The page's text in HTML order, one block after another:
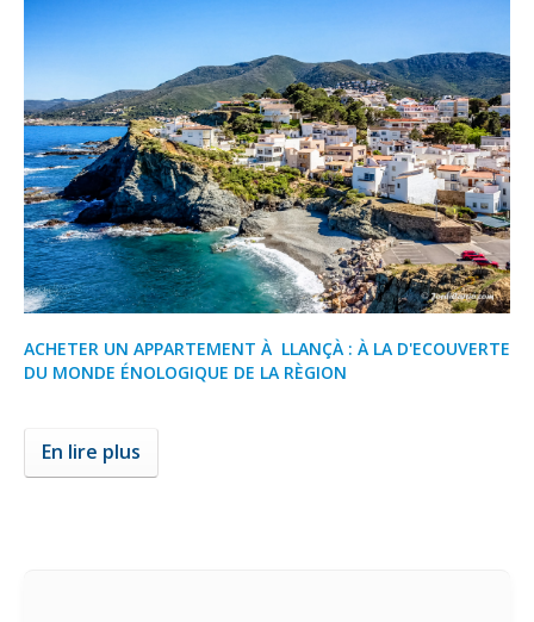
ACHETER UN APPARTEMENT À LLANÇÀ : À LA D'ECOUVERTE
DU MONDE ÉNOLOGIQUE DE LA RÈGION
En lire plus